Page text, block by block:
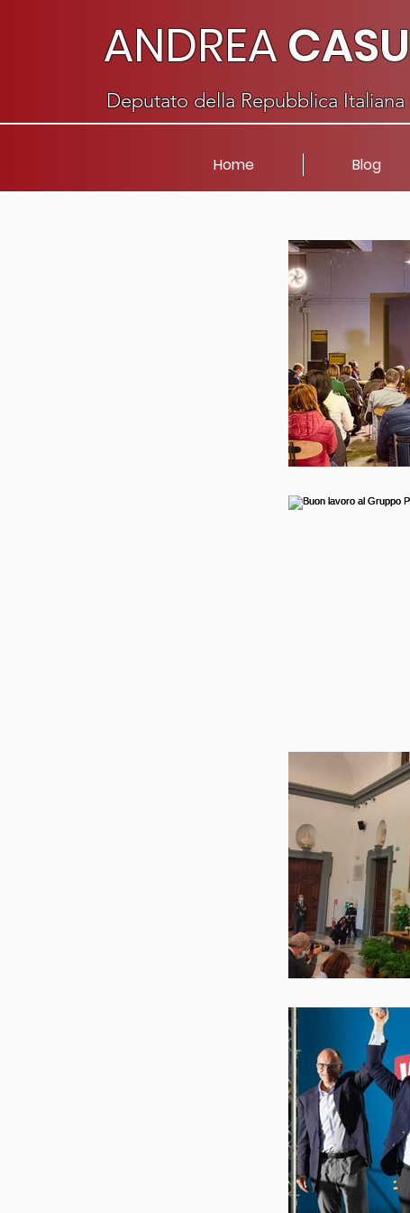
ANDREACASU
Deputato della Repubblica Italiana
Home Blog